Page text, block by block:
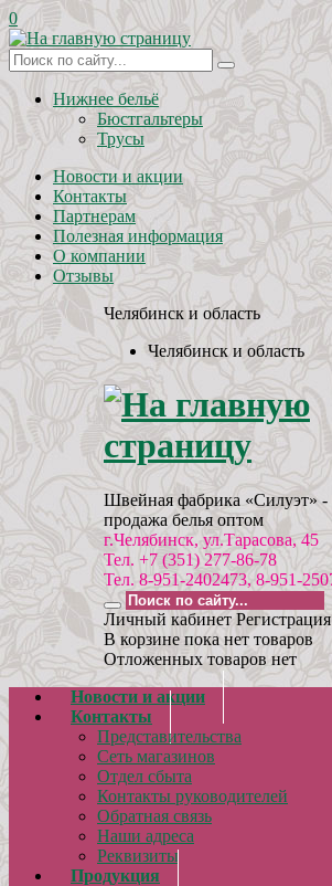
0
Нижнее бельё
Бюстгальтеры
Трусы
Новости и акции
Контакты
Партнерам
Полезная информация
О компании
Отзывы
Челябинск и область
Челябинск и область
Швейная фабрика «Силуэт» -
продажа белья оптом
г.Челябинск, ул.Тарасова, 45
Тел. +7 (351) 277-86-78
Тел. 8-951-2402473, 8-951-
Личный кабинет Регистрация
В корзине пока нет товаров
Отложенных товаров нет
Новости и акции
Контакты
Представительства
Сеть магазинов
Отдел сбыта
Контакты руководителей
Обратная связь
Наши адреса
Реквизиты
Продукция